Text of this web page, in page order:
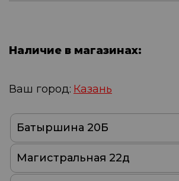
Наличие в магазинах:
Ваш город:
Батыршина 20Б
Магистральная 22д